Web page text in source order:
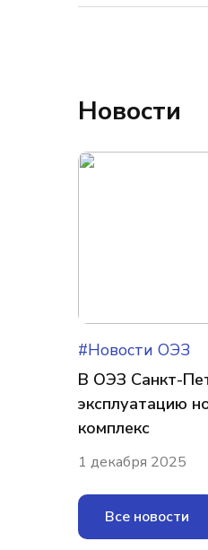
Новости
#Новости ОЭЗ
В ОЭЗ Санкт-
эксплуатацию
комплекс
1 декабря 2025
Все новости